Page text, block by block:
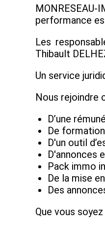
performance
Les
Thibault
Un service
Nous rejoindre
D’une
De
D'un outil
D'annonces
Pack immo
De la mise
Des
Que vous